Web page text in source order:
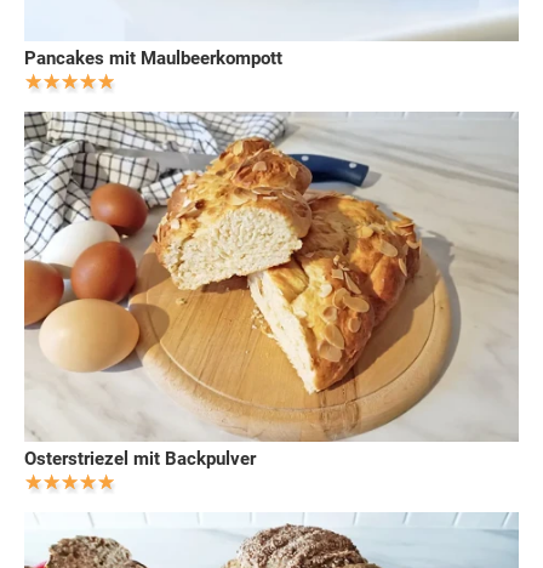
Pancakes mit Maulbeerkompott
Osterstriezel mit Backpulver